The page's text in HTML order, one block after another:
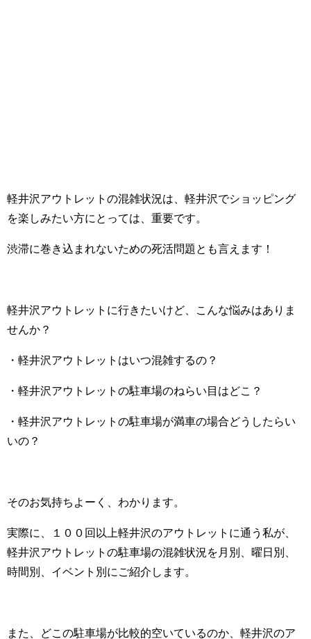
軽井沢アウトレットの混雑状況は、軽井沢でショッピング
を楽しみたい方にとっては、重要です。
渋滞に巻き込まれないための死活問題とも言えます！
軽井沢アウトレットに行きたいけど、こんな悩みはありま
せんか？
・軽井沢アウトレットはいつ混雑するの？
・軽井沢アウトレットの駐車場のねらい目はどこ？
・軽井沢アウトレットの駐車場が満車の場合どうしたらい
いの？
そのお気持ちよーく、わかります。
実際に、１００回以上軽井沢のアウトレットに通う私が、
軽井沢アウトレットの駐車場の混雑状況を月別、曜日別、
時間別、イベント別にご紹介します。
また、どこの駐車場が比較的空いているのか、軽井沢のア